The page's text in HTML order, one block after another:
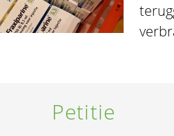
Petitie